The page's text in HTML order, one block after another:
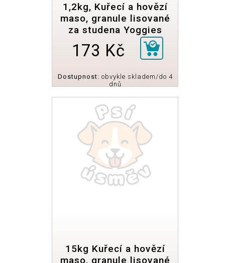
1,2kg, Kuřecí a hovězí
maso, granule lisované
za studena Yoggies
173 Kč
Dostupnost: obvykle skladem/do 4
dnů
15kg Kuřecí a hovězí
maso, granule lisované